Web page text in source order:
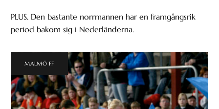
PLUS. Den bastante norrmannen har en framgångsrik
period bakom sig i Nederländerna.
MALMÖ FF